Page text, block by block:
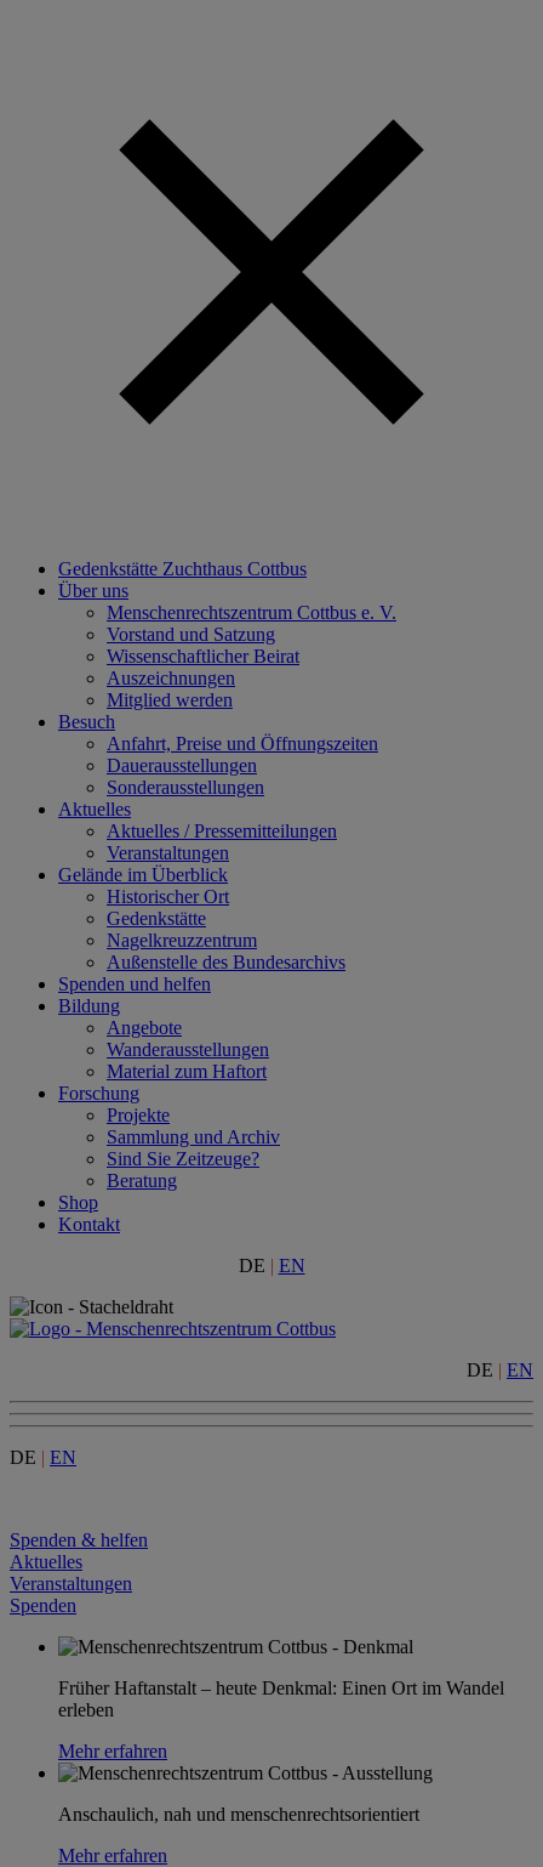
Gedenkstätte Zuchthaus Cottbus
Über uns
Menschenrechtszentrum Cottbus e. V.
Vorstand und Satzung
Wissenschaftlicher Beirat
Auszeichnungen
Mitglied werden
Besuch
Anfahrt, Preise und Öffnungszeiten
Dauerausstellungen
Sonderausstellungen
Aktuelles
Aktuelles / Pressemitteilungen
Veranstaltungen
Gelände im Überblick
Historischer Ort
Gedenkstätte
Nagelkreuzzentrum
Außenstelle des Bundesarchivs
Spenden und helfen
Bildung
Angebote
Wanderausstellungen
Material zum Haftort
Forschung
Projekte
Sammlung und Archiv
Sind Sie Zeitzeuge?
Beratung
Shop
Kontakt
DE | EN
DE | EN
DE | EN
Spenden & helfen
Aktuelles
Veranstaltungen
Spenden
Früher Haftanstalt – heute Denkmal: Einen Ort im Wandel
erleben
Mehr erfahren
Anschaulich, nah und menschenrechtsorientiert
Mehr erfahren